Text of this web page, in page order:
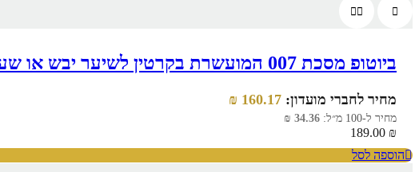
הוספה לסל
ביוטופ מסכת 007 המועשרת בקרטין לשיער יבש או שעבר החלקה 550 מ"ל
מחיר לחברי מועדון: 160.17
₪
מחיר ל-100 מ״ל: 34.36
₪
189.00 ₪